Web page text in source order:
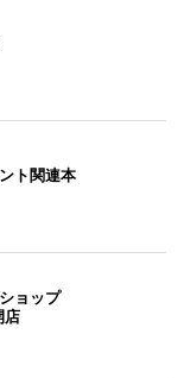
ト関連本
ョップ
店